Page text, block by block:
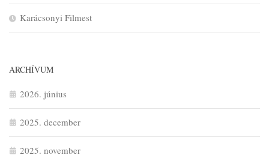
Karácsonyi Filmest
ARCHÍVUM
2026. június
2025. december
2025. november